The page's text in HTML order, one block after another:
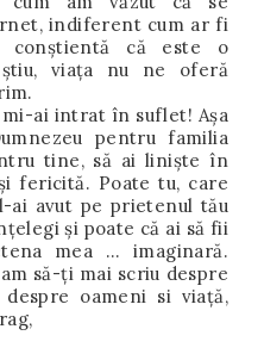
indiferent cum ar fi
conştientă că este o
viaţa nu ne oferă
mi-ai intrat în suflet! Aşa
pentru familia
tine, să ai liniște în
fericită. Poate tu, care
ai avut pe prietenul tău
şi poate că ai să fii
mea ... imaginară.
să-ţi mai scriu despre
oameni si viaţă,